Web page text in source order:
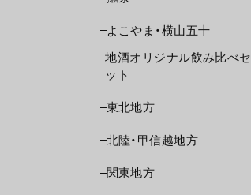
よこやま・横山五十
地酒オリジナル飲み比べセ
ット
東北地方
北陸・甲信越地方
関東地方